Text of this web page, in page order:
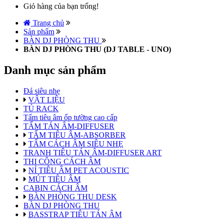
Giỏ hàng của bạn trống!
Trang chủ
Sản phẩm
BÀN DJ PHÒNG THU
BÀN DJ PHÒNG THU (DJ TABLE - UNO)
Danh mục sản phẩm
Đá siêu nhẹ
VẬT LIỆU
TỦ RACK
Tấm tiêu âm ốp tường cao cấp
TẤM TÁN ÂM-DIFFUSER
TẤM TIÊU ÂM-ABSORBER
TẤM CÁCH ÂM SIÊU NHẸ
TRANH TIÊU TÁN ÂM-DIFFUSER ART
THI CÔNG CÁCH ÂM
NỈ TIÊU ÂM PET ACOUSTIC
MÚT TIÊU ÂM
CABIN CÁCH ÂM
BÀN PHÒNG THU DESK
BÀN DJ PHÒNG THU
BASSTRAP TIÊU TÁN ÂM